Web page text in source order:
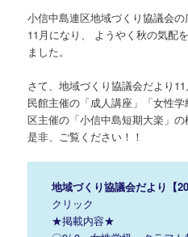
小信中島連区地域づくり協議会の
11月になり、 ようやく秋の気配
ました。
さて、地域づくり協議会だより
民館主催の「成人講座」「女性
区主催の「小信中島短期大楽」の
是非、ご覧ください！！
地域づくり協議会だより【
クリック
★掲載内容★